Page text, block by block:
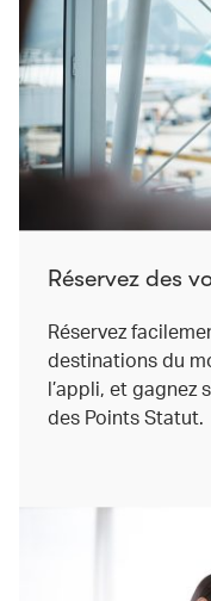
Réservez des
Réservez
destinations du
l’appli, et gagnez
des Points Statut.